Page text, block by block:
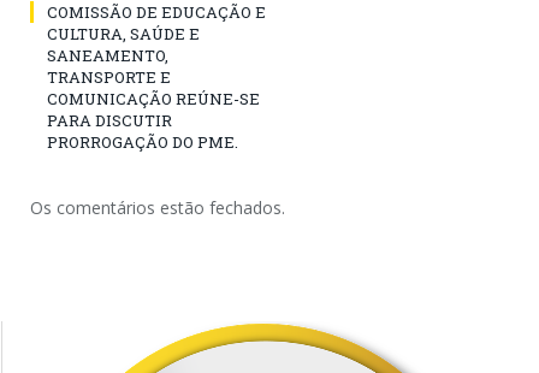
COMISSÃO DE EDUCAÇÃO E
CULTURA, SAÚDE E
SANEAMENTO,
TRANSPORTE E
COMUNICAÇÃO REÚNE-SE
PARA DISCUTIR
PRORROGAÇÃO DO PME.
Os comentários estão fechados.